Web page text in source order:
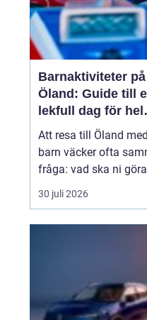
Barnaktiviteter på
Öland: Guide till
lekfull dag för
familjen
Att resa till Öland med
barn väcker ofta
fråga: vad ska ni göra
för att alla ska trivas,
oavsett ålder och
30 juli 2026